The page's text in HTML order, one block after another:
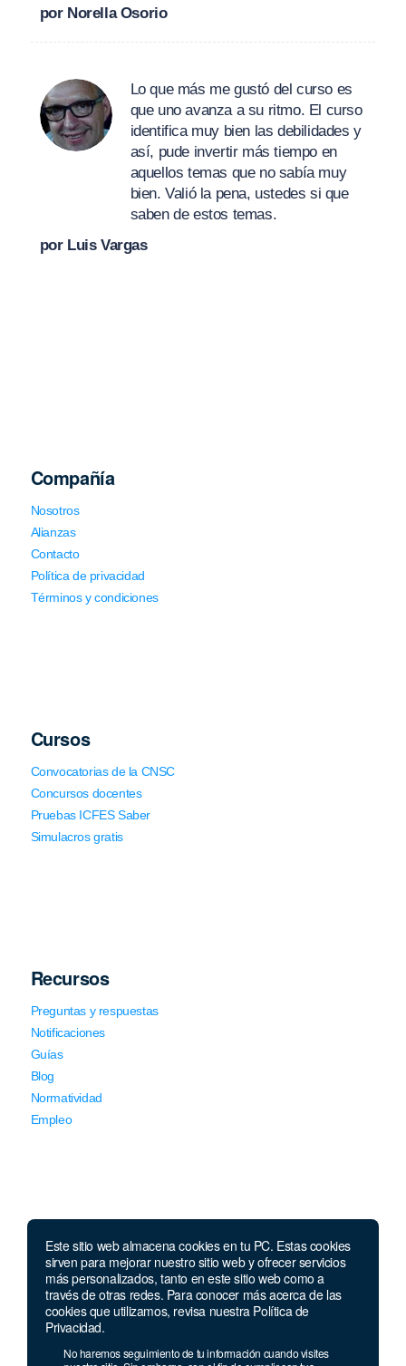
Este sitio web almacena cookies en tu PC. Estas cookies
sirven para mejorar nuestro sitio web y ofrecer servicios
más personalizados, tanto en este sitio web como a
través de otras redes. Para conocer más acerca de las
cookies que utilizamos, revisa nuestra Política de
Privacidad.
No haremos seguimiento de tu información cuando visites
por Norella Osorio
Lo que más me gustó del curso es
que uno avanza a su ritmo. El curso
identifica muy bien las debilidades y
así, pude invertir más tiempo en
aquellos temas que no sabía muy
bien. Valió la pena, ustedes si que
saben de estos temas.
por Luis Vargas
Compañía
Nosotros
Alianzas
Contacto
Política de privacidad
Términos y condiciones
Cursos
Convocatorias de la CNSC
Concursos docentes
Pruebas ICFES Saber
Simulacros gratis
Recursos
Preguntas y respuestas
Notificaciones
Guías
Blog
Normatividad
Empleo
Llámanos
Lunes a jueves de 7 a.m.
a 5:00 p.m. Viernes de
7 a.m. a 4 p.m. Sábados de 8 a.m. a 2 p.m.